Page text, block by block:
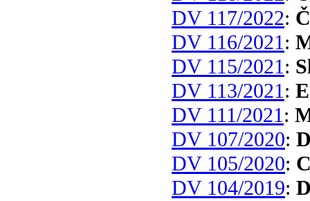
DV 117/2022:
DV 116/2021:
DV 115/2021:
DV 113/2021:
DV 111/2021:
DV 107/2020:
DV 105/2020:
DV 104/2019: